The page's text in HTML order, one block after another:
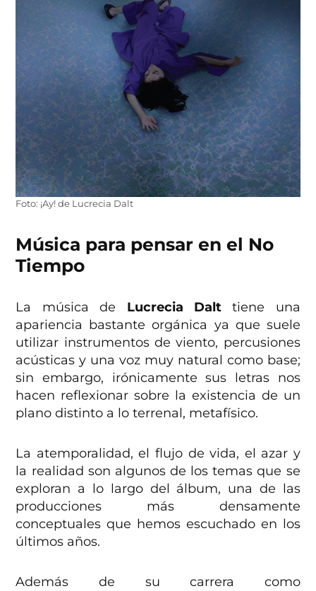
Foto: ¡Ay! de Lucrecia Dalt
Música para pensar en el No
Tiempo
La música de Lucrecia Dalttiene una
apariencia bastante orgánica ya que suele
utilizar instrumentos de viento, percusiones
acústicas y una voz muy natural como base;
sin embargo, irónicamente sus letras nos
hacen reflexionar sobre la existencia de un
plano distinto a lo terrenal, metafísico.
La atemporalidad, el flujo de vida, el azar y
la realidad son algunos de los temas que se
exploran a lo largo del álbum, una de las
producciones más densamente
conceptuales que hemos escuchado en los
últimos años.
Además de su carrera como